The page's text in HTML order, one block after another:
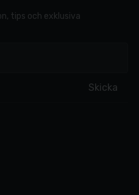
Skicka
tips och exklusiva